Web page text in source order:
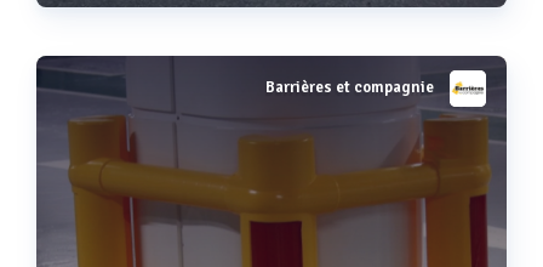
Voir plus
Barrières et compagnie